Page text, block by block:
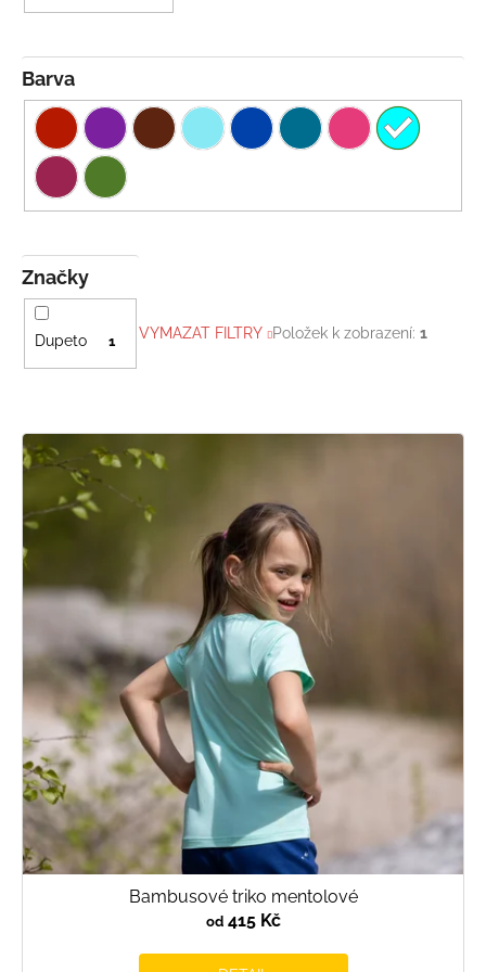
Značky
Dupeto 1
Barva
VYMAZAT FILTRY Položek k zobrazení:1
V
ý
p
i
s
p
d
u
t
ů
Bambusové triko mentolové
od415 Kč